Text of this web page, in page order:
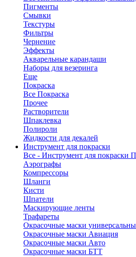
Пигменты
Смывки
Текстуры
Фильтры
Чернение
Эффекты
Акварельные карандаши
Наборы для везеринга
Еще
Покраска
Все Покраска
Прочее
Растворители
Шпаклевка
Полироли
Жидкости для декалей
Инструмент для покраски
Все - Инструмент для покраски
Аэрографы
Компрессоры
Шланги
Кисти
Шпатели
Маскирующие ленты
Трафареты
Окрасочные маски
Окрасочные маски Авиация
Окрасочные маски Авто
Окрасочные маски БТТ